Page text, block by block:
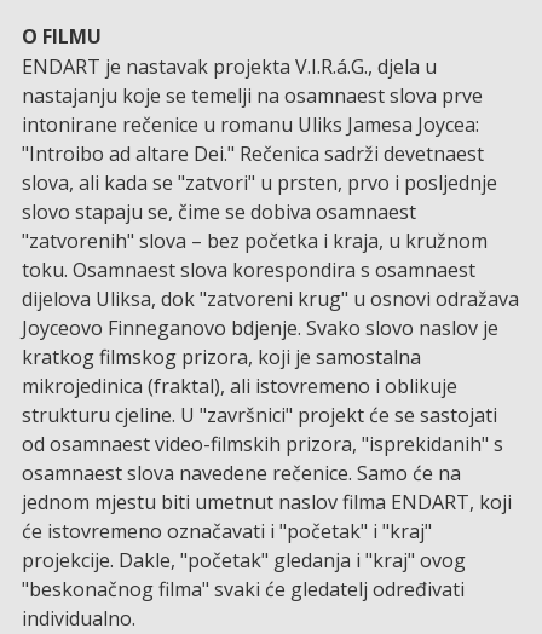
O FILMU
ENDART je nastavak projekta V.I.R.á.G., djela u
nastajanju koje se temelji na osamnaest slova prve
intonirane rečenice u romanu Uliks Jamesa Joycea:
"Introibo ad altare Dei." Rečenica sadrži devetnaest
slova, ali kada se "zatvori" u prsten, prvo i posljednje
slovo stapaju se, čime se dobiva osamnaest
"zatvorenih" slova – bez početka i kraja, u kružnom
toku. Osamnaest slova korespondira s osamnaest
dijelova Uliksa, dok "zatvoreni krug" u osnovi odražava
Joyceovo Finneganovo bdjenje. Svako slovo naslov je
kratkog filmskog prizora, koji je samostalna
mikrojedinica (fraktal), ali istovremeno i oblikuje
strukturu cjeline. U "završnici" projekt će se sastojati
od osamnaest video-filmskih prizora, "isprekidanih" s
osamnaest slova navedene rečenice. Samo će na
jednom mjestu biti umetnut naslov filma ENDART, koji
će istovremeno označavati i "početak" i "kraj"
projekcije. Dakle, "početak" gledanja i "kraj" ovog
"beskonačnog filma" svaki će gledatelj određivati
individualno.